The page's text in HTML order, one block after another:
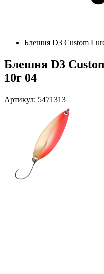
Блешня D3 Custom
Блешня D3
10г 04
Артикул: 5471313